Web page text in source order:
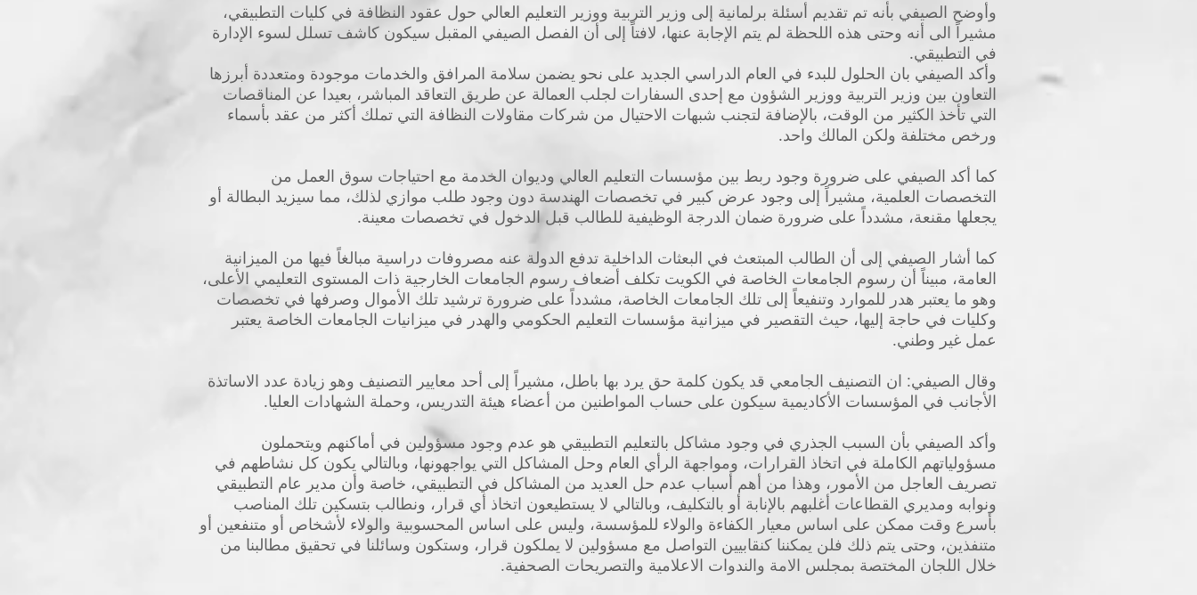
وأوضح الصيفي بأنه تم تقديم أسئلة برلمانية إلى وزير التربية ووزير التعليم العالي حول عقود النظافة في كليات التطبيقي،
مشيراً الى أنه وحتى هذه اللحظة لم يتم الإجابة عنها، لافتاً إلى أن الفصل الصيفي المقبل سيكون كاشف تسلل لسوء الإدارة
في التطبيقي.
وأكد الصيفي بان الحلول للبدء في العام الدراسي الجديد على نحو يضمن سلامة المرافق والخدمات موجودة ومتعددة أبرزها
التعاون بين وزير التربية ووزير الشؤون مع إحدى السفارات لجلب العمالة عن طريق التعاقد المباشر، بعيدا عن المناقصات
التي تأخذ الكثير من الوقت، بالإضافة لتجنب شبهات الاحتيال من شركات مقاولات النظافة التي تملك أكثر من عقد بأسماء
ورخص مختلفة ولكن المالك واحد.
كما أكد الصيفي على ضرورة وجود ربط بين مؤسسات التعليم العالي وديوان الخدمة مع احتياجات سوق العمل من
التخصصات العلمية، مشيراً إلى وجود عرض كبير في تخصصات الهندسة دون وجود طلب موازي لذلك، مما سيزيد البطالة أو
يجعلها مقنعة، مشدداً على ضرورة ضمان الدرجة الوظيفية للطالب قبل الدخول في تخصصات معينة.
كما أشار الصيفي إلى أن الطالب المبتعث في البعثات الداخلية تدفع الدولة عنه مصروفات دراسية مبالغاً فيها من الميزانية
العامة، مبيناً أن رسوم الجامعات الخاصة في الكويت تكلف أضعاف رسوم الجامعات الخارجية ذات المستوى التعليمي الأعلى،
وهو ما يعتبر هدر للموارد وتنفيعاً إلى تلك الجامعات الخاصة، مشدداً على ضرورة ترشيد تلك الأموال وصرفها في تخصصات
وكليات في حاجة إليها، حيث التقصير في ميزانية مؤسسات التعليم الحكومي والهدر في ميزانيات الجامعات الخاصة يعتبر
عمل غير وطني.
وقال الصيفي: ان التصنيف الجامعي قد يكون كلمة حق يرد بها باطل، مشيراً إلى أحد معايير التصنيف وهو زيادة عدد الاساتذة
الأجانب في المؤسسات الأكاديمية سيكون على حساب المواطنين من أعضاء هيئة التدريس، وحملة الشهادات العليا.
وأكد الصيفي بأن السبب الجذري في وجود مشاكل بالتعليم التطبيقي هو عدم وجود مسؤولين في أماكنهم ويتحملون
مسؤولياتهم الكاملة في اتخاذ القرارات، ومواجهة الرأي العام وحل المشاكل التي يواجهونها، وبالتالي يكون كل نشاطهم في
تصريف العاجل من الأمور، وهذا من أهم أسباب عدم حل العديد من المشاكل في التطبيقي، خاصة وأن مدير عام التطبيقي
ونوابه ومديري القطاعات أغلبهم بالإنابة أو بالتكليف، وبالتالي لا يستطيعون اتخاذ أي قرار، ونطالب بتسكين تلك المناصب
بأسرع وقت ممكن على اساس معيار الكفاءة والولاء للمؤسسة، وليس على اساس المحسوبية والولاء لأشخاص أو متنفعين أو
متنفذين، وحتى يتم ذلك فلن يمكننا كنقابيين التواصل مع مسؤولين لا يملكون قرار، وستكون وسائلنا في تحقيق مطالبنا من
خلال اللجان المختصة بمجلس الامة والندوات الاعلامية والتصريحات الصحفية.